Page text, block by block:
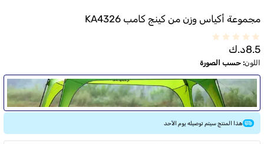
مجموعة أكياس وزن من كينج كامب KA4326
8.5د.ك
اللون: حسب الصورة
هذا المنتج سيتم توصيله يوم الأحد